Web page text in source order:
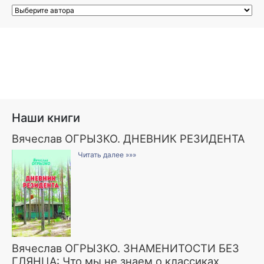
Наши книги
Вячеслав ОГРЫЗКО. ДНЕВНИК РЕЗИДЕНТА
Читать далее »»»
Вячеслав ОГРЫЗКО. ЗНАМЕНИТОСТИ БЕЗ
ГЛЯНЦА: Что мы не знаем о классиках